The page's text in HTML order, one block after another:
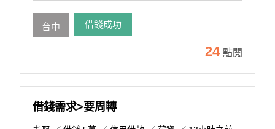
台中 借錢成功
24 點閱
借錢需求>要周轉